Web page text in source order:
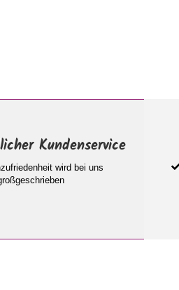
Kundenservice
wird bei uns